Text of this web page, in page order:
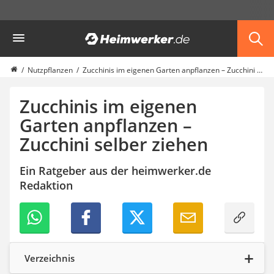
Garten
Akku-Laubsauger
Faltpavillon
Schlauchtrommel
Solar-Lichterkette außen
Teleskopleiter
Ameisengift
Pavillon
Sichtschutzstreifen
Akku-Laubbläser
Koifutter
Kassettenmarkise
Bosch-Heckenschere
Stihl-Laubbläser
Minidumper
Nutzpflanzen Zucchinis im eigenen Garten anpflanzen – Zucchini selber ziehen
Zucchinis im eigenen
Garten anpflanzen –
Zucchini selber ziehen
Ein Ratgeber aus der heimwerker.de
Redaktion
Verzeichnis